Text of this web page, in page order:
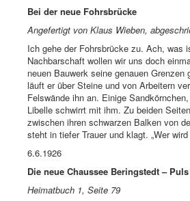
Bei der neue Fohrsbrücke
Angefertigt von Klaus Wieben,
Ich gehe der Fohrsbrücke zu. Ach, was
Nachbarschaft wollen wir uns doch
neuen Bauwerk seine genauen
läuft er über Steine und von Arbeitern
Felswände ihn an. Einige
Libelle schwirrt mit ihm. Zu beiden
zwischen ihren schwarzen Balken von
steht in tiefer Trauer und klagt. „Wer
6.6.1926
Die neue Chaussee Beringstedt – Puls
Heimatbuch 1, Seite 79